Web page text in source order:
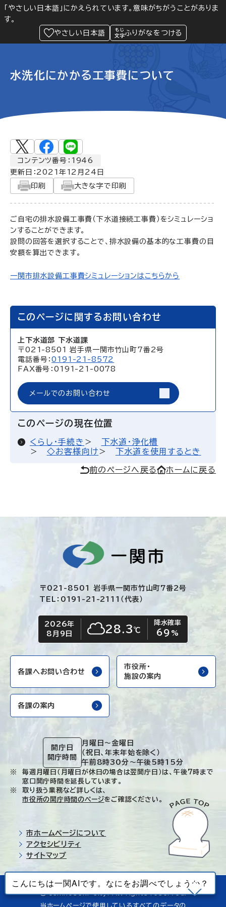
「やさしい日本語」にかえられています。意味がちがうことがありま
す。
やさしい日本語
ふりがなをつける
Language 閲覧支援
緊急情報
水洗化にかかる工事費について
コンテンツ番号：1946
更新日： 2021年12月24日
印刷
大きな字で印刷
ご自宅の排水設備工事費（下水道接続工事費）をシミュレーショ
ンすることができます。
設問の回答を選択することで、排水設備の基本的な工事費の目
安額を算出できます。
一関市排水設備工事費シミュレーションはこちらから
このページに関するお問い合わせ
上下水道部 下水道課
〒021-8501 岩手県一関市竹山町7番2号
電話番号：0191-21-8572
FAX番号：0191-21-0078
メールでのお問い合わせ
このページの現在位置
くらし・手続き
下水道・浄化槽
◇お客様向け
下水道を使用するとき
前のページへ戻る ホームに戻る
〒021-8501 岩手県一関市竹山町7番2号
TEL：0191-21-2111（代表）
今日の日付
2026年
8月9日
今日の天気
くもり28.3℃
降水確率
69 %
各課へお問い合わせ
市役所・
施設の案内
各課の案内
開庁日
開庁時間
月曜日～金曜日
（祝日、年末年始を除く）
午前8時30分～午後5時15分
毎週月曜日（月曜日が休日の場合は翌開庁日）は、午後7時まで
窓口開庁時間を延長しています。
取り扱う業務など詳しくは、
市役所の開庁時間のページをご確認ください。
市ホームページについて
アクセシビリティ
サイトマップ
© Ichinoseki-city. All rights reserved.